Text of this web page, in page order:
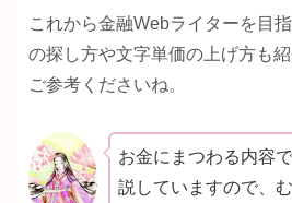
これから金融Webライターを目
の探し方や文字単価の上げ方も
ご参考くださいね。
お金にまつわる内容
説していますので、